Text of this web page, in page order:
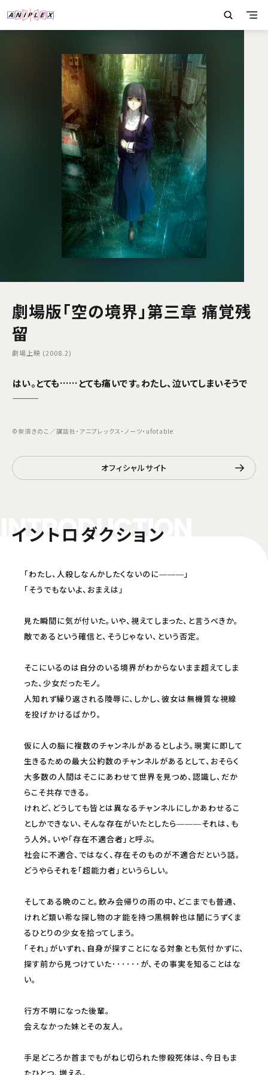
劇場版「空の境界」第三章 痛覚残
留
劇場上映 (2008.2)
――はい。とても……とても痛いです。わたし、泣いてしまいそうで
―――
©奈須きのこ／講談社・アニプレックス・ノーツ・ufotable
オフィシャルサイト
NTRODUCTIO
イントロダクション
「わたし、人殺しなんかしたくないのに―――」
「そうでもないよ、おまえは」
見た瞬間に気が付いた。いや、視えてしまった、と言うべきか。
敵であるという確信と、そうじゃない、という否定。
そこにいるのは自分のいる境界がわからないまま超えてしま
った、少女だったモノ。
人知れず繰り返される陵辱に、しかし、彼女は無機質な視線
を投げかけるばかり。
仮に人の脳に複数のチャンネルがあるとしよう。現実に即して
生きるための最大公約数のチャンネルがあるとして、おそらく
大多数の人間はそこにあわせて世界を見つめ、認識し、だか
らこそ共存できる。
けれど、どうしても皆とは異なるチャンネルにしかあわせるこ
としかできない、そんな存在がいたとしたら―――それは、も
う人外。いや「存在不適合者」と呼ぶ。
社会に不適合、ではなく、存在そのものが不適合だという話。
どうやらそれを「超能力者」というらしい。
そしてある晩のこと。飲み会帰りの雨の中、どこまでも普通、
けれど類い希な探し物の才能を持つ黒桐幹也は闇にうずくま
るひとりの少女を拾ってしまう。
「それ」がいずれ、自身が探すことになる対象とも気付かずに、
探す前から見つけていた･･････が、その事実を知ることはな
い。
行方不明になった後輩。
会えなかった妹とその友人。
手足どころか首までもがねじ切られた惨殺死体は、今日もま